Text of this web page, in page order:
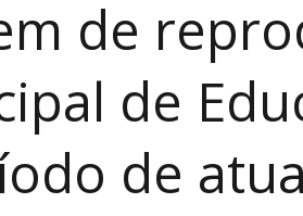
de
de
de